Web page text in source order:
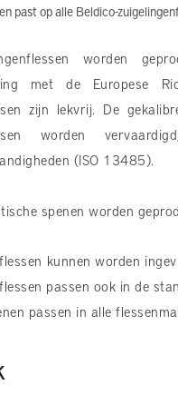
past op alle Beldico-
worden
met de Europese
zijn lekvrij. De
worden
(ISO 13485).
spenen worden
kunnen worden
passen ook in de
passen in alle